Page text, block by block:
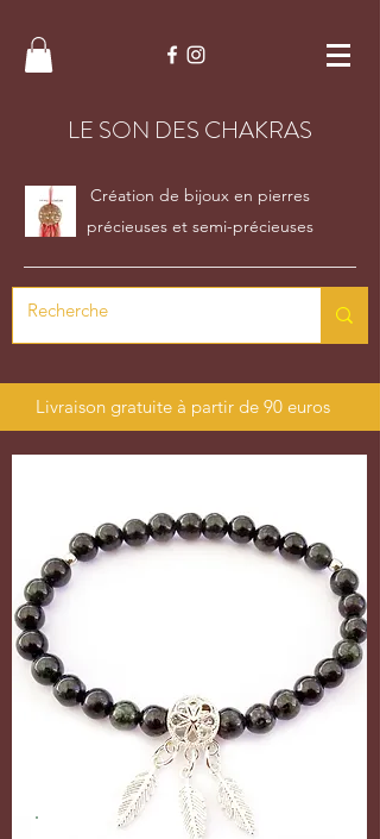
LE SON DES CHAKRAS
Création de bijoux en pierres
précieuses et semi-précieuses
Livraison gratuite à partir de 90 euros